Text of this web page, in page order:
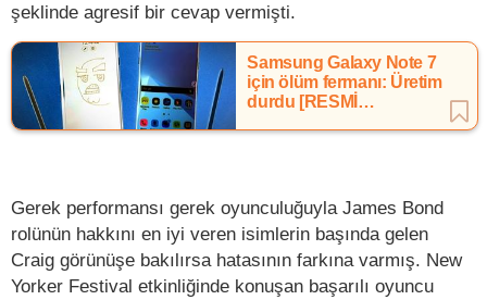
şeklinde agresif bir cevap vermişti.
Samsung Galaxy Note 7
için ölüm fermanı: Üretim
durdu [RESMİ
Gerek performansı gerek oyunculuğuyla James Bond
rolünün hakkını en iyi veren isimlerin başında gelen
Craig görünüşe bakılırsa hatasının farkına varmış. New
Yorker Festival etkinliğinde konuşan başarılı oyuncu